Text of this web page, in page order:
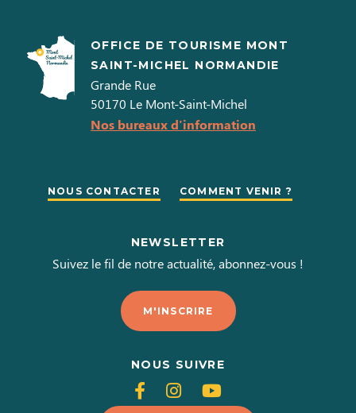
OFFICE DE TOURISME MONT
SAINT-MICHEL NORMANDIE
Grande Rue
50170 Le Mont-Saint-Michel
Nos bureaux d'information
NOUS CONTACTER COMMENT VENIR ?
NEWSLETTER
Suivez le fil de notre actualité, abonnez-vous !
M'INSCRIRE
NOUS SUIVRE
Suivez-Suivez-Suivez-